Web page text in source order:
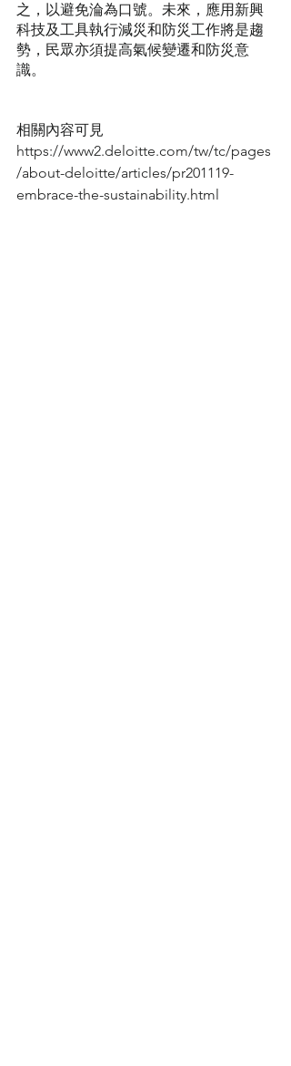
之，以避免淪為口號。未來，應用新興
科技及工具執行減災和防災工作將是趨
勢，民眾亦須提高氣候變遷和防災意
識。
相關內容可見
https://www2.deloitte.com/tw/tc/pages
/about-deloitte/articles/pr201119-
embrace-the-sustainability.html